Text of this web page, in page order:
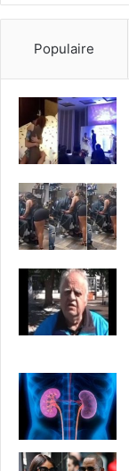
Populaire